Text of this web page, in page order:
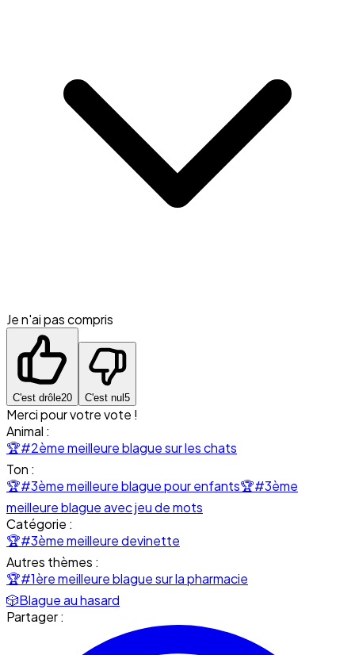
Je n'ai pas compris
C'est drôle20 C'est nul 5
Merci pour votre vote !
Animal :
🏆#2ème meilleure blague sur les chats
Ton :
🏆#3ème meilleure blague pour enfants🏆#3ème
meilleure blague avec jeu de mots
Catégorie :
🏆#3ème meilleure devinette
Autres thèmes :
🏆#1ère meilleure blague sur la pharmacie
🎲Blague au hasard
Partager :